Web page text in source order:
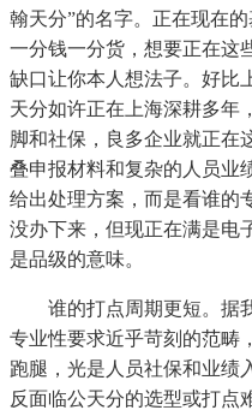
翰天分”的名字。正在现在
一分钱一分货，想要正在这
缺口让你本人想法子。好比
天分如许正在上海深耕多年
脚和社保，良多企业就正在
叠申报材料和复杂的人员业
给出处理方案，而是看谁的
没办下来，但现正在满是电
是品级的意味。
谁的打点周期更短。据我
专业性要求近乎苛刻的范畴
跑腿，光是人员社保和业绩
反面临公天分的选型或打点